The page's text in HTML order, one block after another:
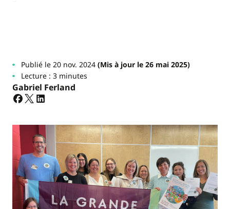
Publié le 20 nov. 2024(Mis à jour le 26 mai 2025)
Lecture : 3 minutes
Gabriel Ferland